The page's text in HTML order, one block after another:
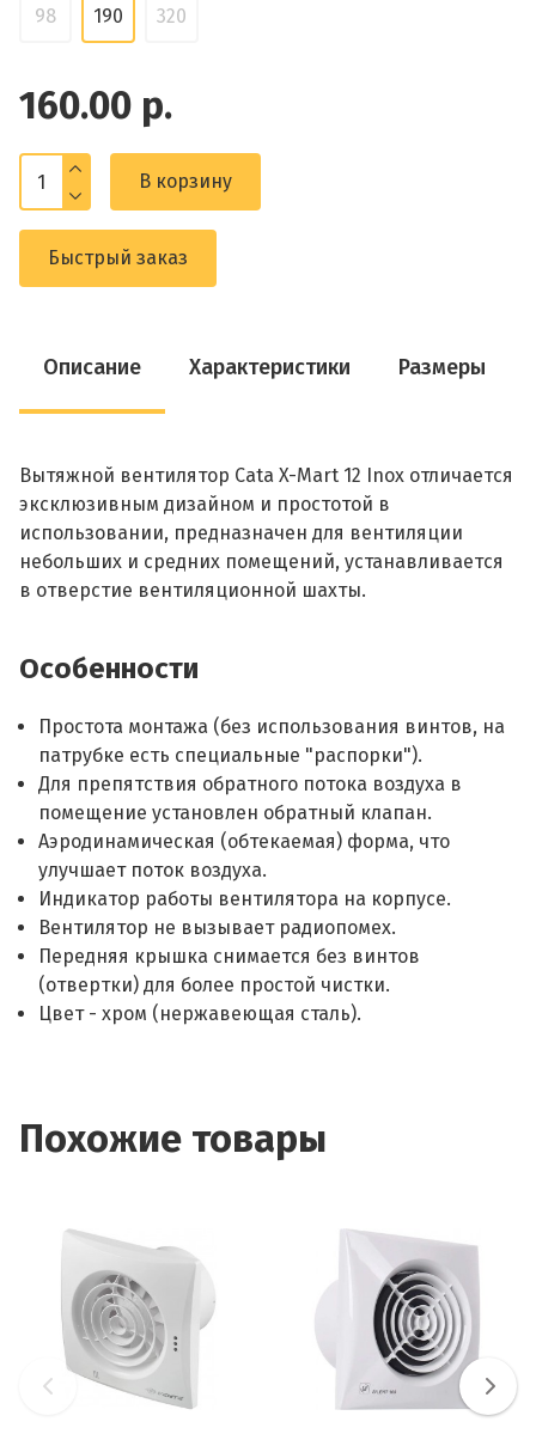
160.00 р.
98 190 320
В корзину
Быстрый заказ
Похожие товары
Описание Характеристики Размеры
Вытяжной вентилятор Cata X-Mart 12 Inox отличается
эксклюзивным дизайном и простотой в
использовании, предназначен для вентиляции
небольших и средних помещений, устанавливается
в отверстие вентиляционной шахты.
Особенности
Простота монтажа (без использования винтов, на
патрубке есть специальные "распорки").
Для препятствия обратного потока воздуха в
помещение установлен обратный клапан.
Аэродинамическая (обтекаемая) форма, что
улучшает поток воздуха.
Индикатор работы вентилятора на корпусе.
Вентилятор не вызывает радиопомех.
Передняя крышка снимается без винтов
(отвертки) для более простой чистки.
Цвет - хром (нержавеющая сталь).